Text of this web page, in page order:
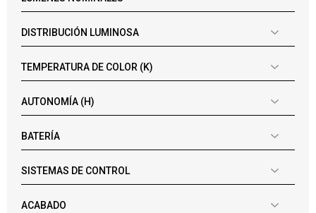
DISTRIBUCIÓN LUMINOSA
TEMPERATURA DE COLOR (K)
AUTONOMÍA (H)
BATERÍA
SISTEMAS DE CONTROL
ACABADO